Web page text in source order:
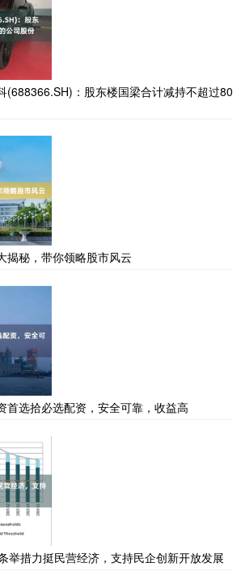
(688366.SH)：股东楼国梁合计减持不超过80
揭秘，带你领略股市风云
首选拾必选配资，安全可靠，收益高
举措力挺民营经济，支持民企创新开放发展